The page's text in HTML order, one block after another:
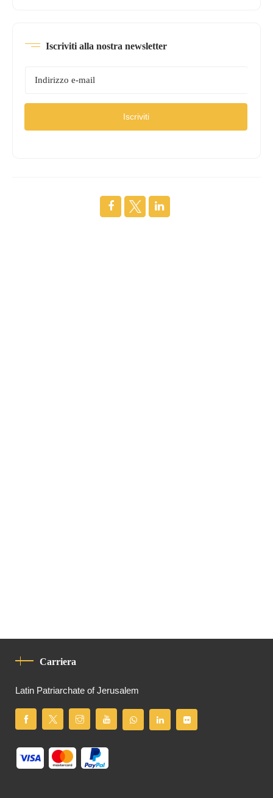
Iscriviti alla nostra newsletter
Iscriviti
Carriera
Latin Patriarchate of Jerusalem